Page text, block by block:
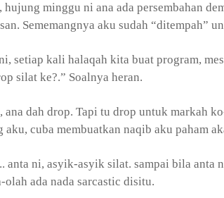
hujung minggu ni ana ada persembahan
Sememangnya aku sudah “ditempah”
setiap kali halaqah kita buat program,
silat ke?.” Soalnya heran.
ana dah drop. Tapi tu drop untuk markah
aku, cuba membuatkan naqib aku paham
anta ni, asyik-asyik silat. sampai bila anta
olah ada nada sarcastic disitu.